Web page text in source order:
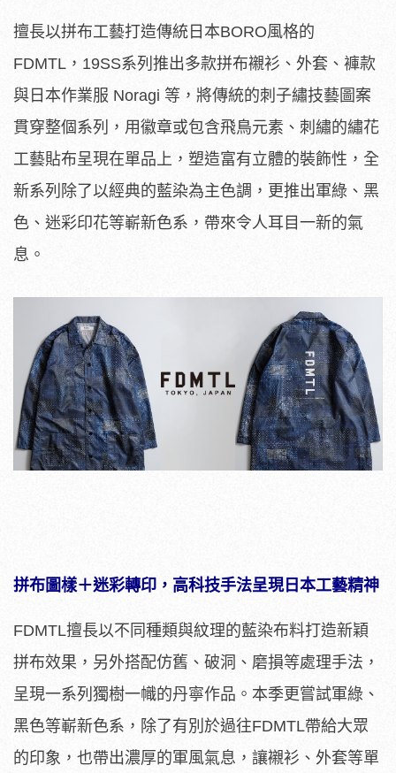
擅長以拼布工藝打造傳統日本BORO風格的
FDMTL，19SS系列推出多款拼布襯衫、外套、褲款
與日本作業服 Noragi 等，將傳統的刺子繡技藝圖案
貫穿整個系列，用徽章或包含飛鳥元素、刺繡的繡花
工藝貼布呈現在單品上，塑造富有立體的裝飾性，全
新系列除了以經典的藍染為主色調，更推出軍綠、黑
色、迷彩印花等嶄新色系，帶來令人耳目一新的氣
息。
拼布圖樣＋迷彩轉印，高科技手法呈現日本工藝精神
FDMTL擅長以不同種類與紋理的藍染布料打造新穎
拼布效果，另外搭配仿舊、破洞、磨損等處理手法，
呈現一系列獨樹一幟的丹寧作品。本季更嘗試軍綠、
黑色等嶄新色系，除了有別於過往FDMTL帶給大眾
的印象，也帶出濃厚的軍風氣息，讓襯衫、外套等單